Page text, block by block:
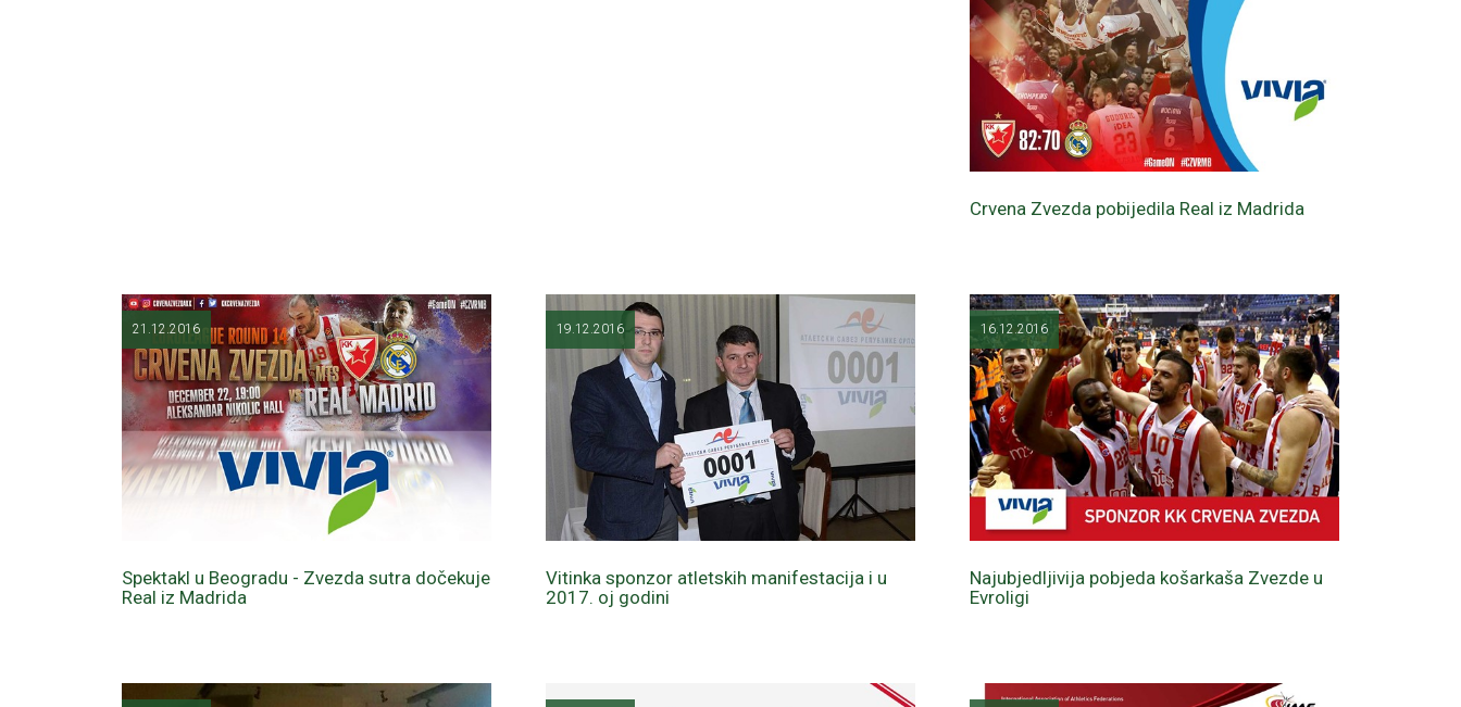
Crvena Zvezda pobijedila Real iz Madrida
21.12.2016
Spektakl u Beogradu - Zvezda sutra dočekuje
Real iz Madrida
19.12.2016
Vitinka sponzor atletskih manifestacija i u
2017. oj godini
16.12.2016
Najubjedljivija pobjeda košarkaša Zvezde u
Evroligi